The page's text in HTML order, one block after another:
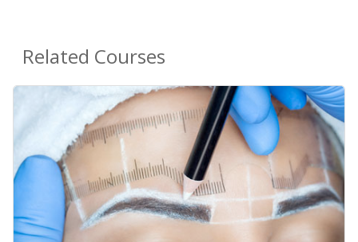
Related Courses